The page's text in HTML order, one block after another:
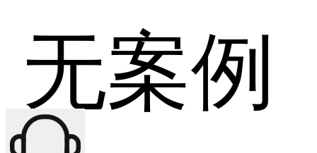
无案例